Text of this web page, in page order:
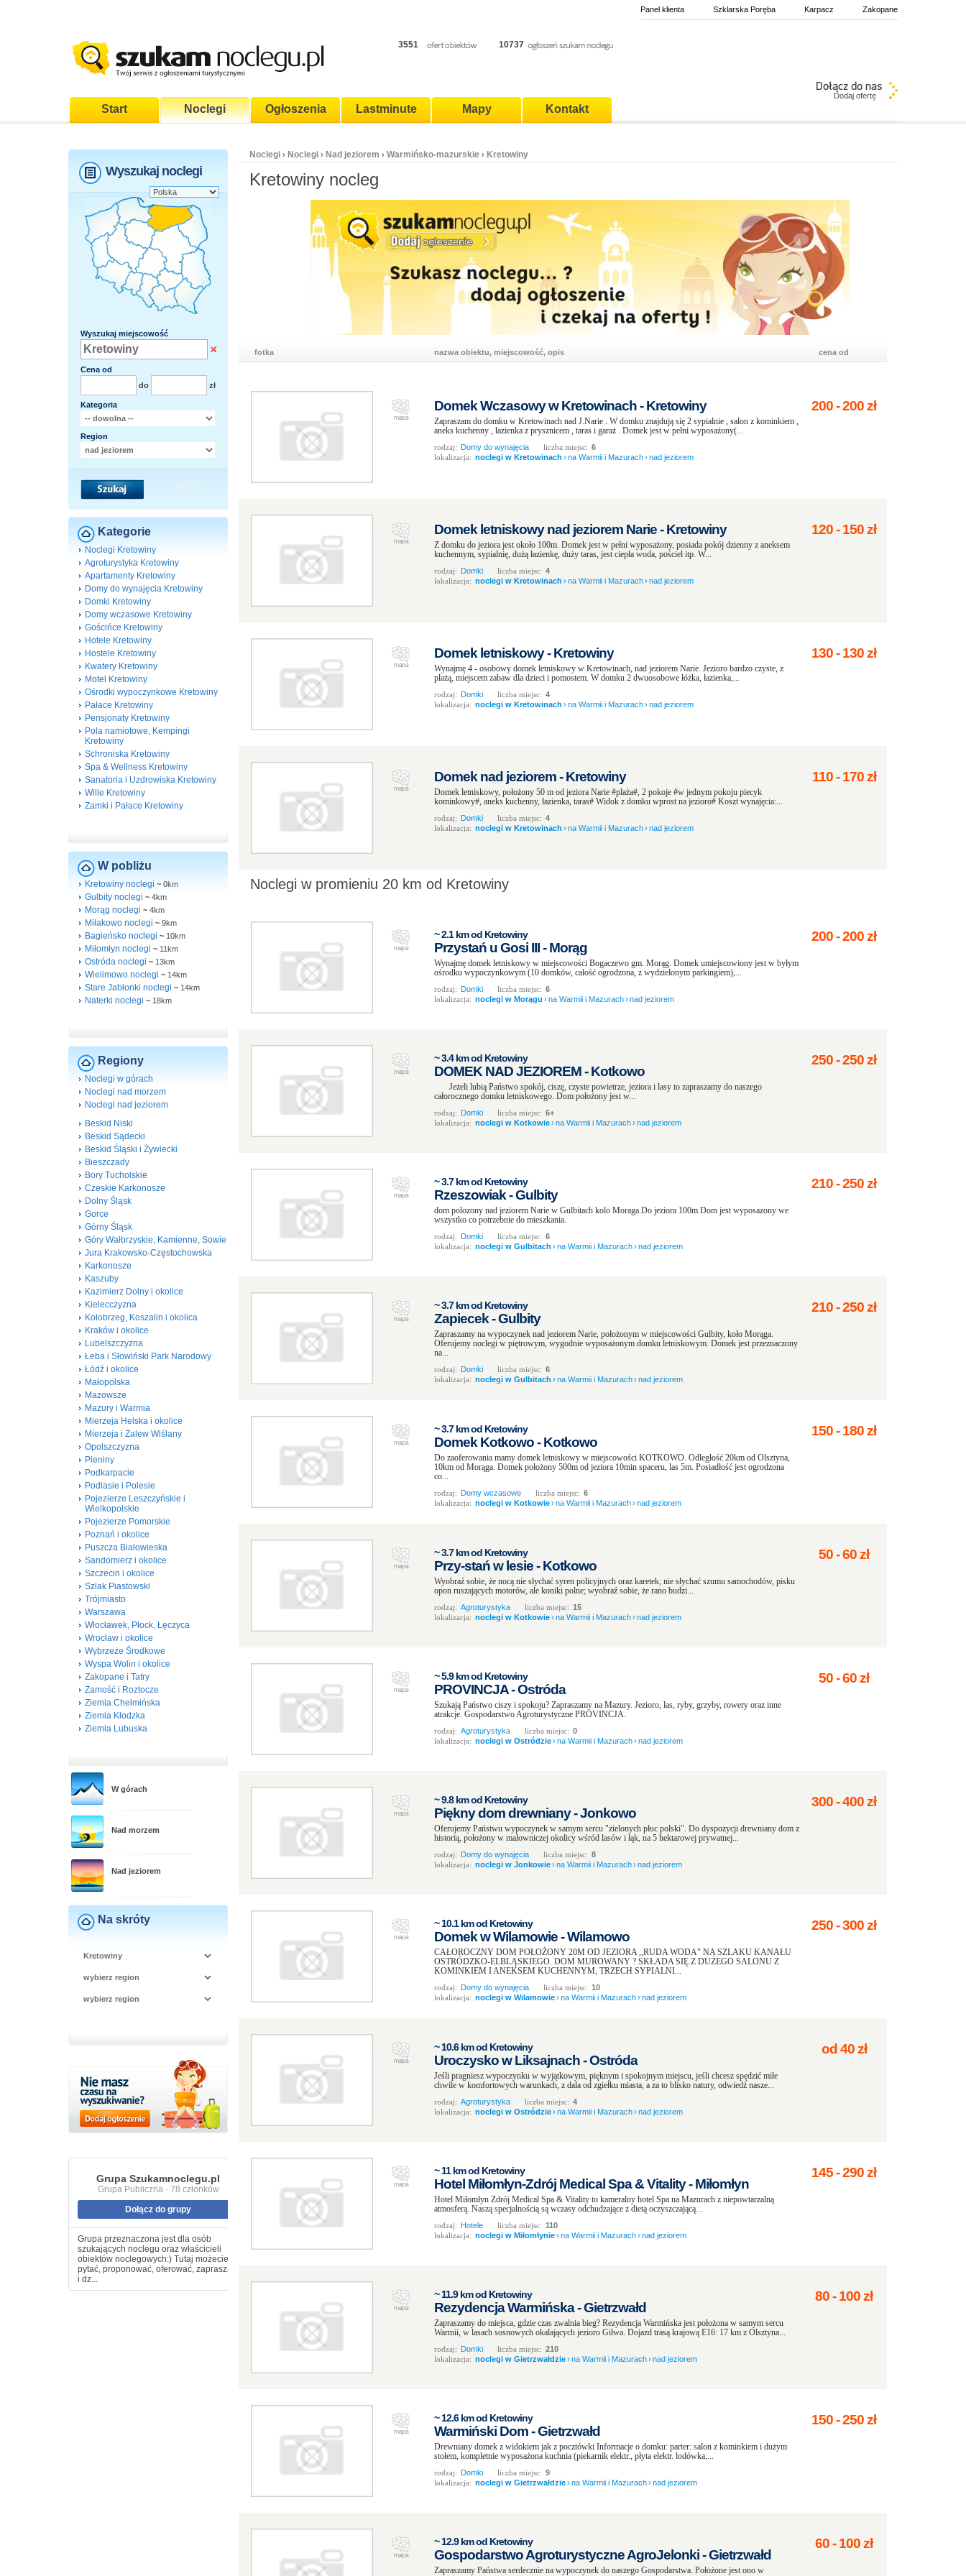
Panel klienta Szklarska Poręba Karpacz Zakopane
3551 10737
Start Noclegi Ogłoszenia Lastminute Mapy Kontakt
Dodaj ofertę
Wyszukaj noclegi
Wyszukaj miejscowość
Cena od
do
zł
Kategoria
Region
Kategorie
Noclegi Kretowiny
Agroturystyka Kretowiny
Apartamenty Kretowiny
Domy do wynajęcia Kretowiny
Domki Kretowiny
Domy wczasowe Kretowiny
Gościńce Kretowiny
Hotele Kretowiny
Hostele Kretowiny
Kwatery Kretowiny
Motel Kretowiny
Ośrodki wypoczynkowe Kretowiny
Pałace Kretowiny
Pensjonaty Kretowiny
Pola namiotowe, Kempingi
Kretowiny
Schroniska Kretowiny
Spa & Wellness Kretowiny
Sanatoria i Uzdrowiska Kretowiny
Wille Kretowiny
Zamki i Pałace Kretowiny
W pobliżu
Kretowiny noclegi ~ 0km
Gulbity noclegi ~ 4km
Morąg noclegi ~ 4km
Miłakowo noclegi ~ 9km
Bagieńsko noclegi ~ 10km
Miłomłyn noclegi ~ 11km
Ostróda noclegi ~ 13km
Wielimowo noclegi ~ 14km
Stare Jabłonki noclegi ~ 14km
Naterki noclegi ~ 18km
Regiony
Noclegi w górach
Noclegi nad morzem
Noclegi nad jeziorem
Beskid Niski
Beskid Sądecki
Beskid Śląski i Żywiecki
Bieszczady
Bory Tucholskie
Czeskie Karkonosze
Dolny Śląsk
Gorce
Górny Śląsk
Góry Wałbrzyskie, Kamienne, Sowie
Jura Krakowsko-Częstochowska
Karkonosze
Kaszuby
Kazimierz Dolny i okolice
Kielecczyzna
Kołobrzeg, Koszalin i okolica
Kraków i okolice
Lubelszczyzna
Łeba i Słowiński Park Narodowy
Łódź i okolice
Małopolska
Mazowsze
Mazury i Warmia
Mierzeja Helska i okolice
Mierzeja i Zalew Wiślany
Opolszczyzna
Pieniny
Podkarpacie
Podlasie i Polesie
Pojezierze Leszczyńskie i
Wielkopolskie
Pojezierze Pomorskie
Poznań i okolice
Puszcza Białowieska
Sandomierz i okolice
Szczecin i okolice
Szlak Piastowski
Trójmiasto
Warszawa
Włocławek, Płock, Łęczyca
Wrocław i okolice
Wybrzeże Środkowe
Wyspa Wolin i okolice
Zakopane i Tatry
Zamość i Roztocze
Ziemia Chełmińska
Ziemia Kłodzka
Ziemia Lubuska
W górach
Nad morzem
Nad jeziorem
Na skróty
Grupa Szukamnoclegu.pl
Grupa Publiczna · 78 członków
Dołącz do grupy
Grupa przeznaczona jest dla osób
szukających noclegu oraz właścicieli
obiektów noclegowych:) Tutaj możecie
pytać, proponować, oferować, zapraszać
i dz...
Noclegi › Noclegi › Nad jeziorem › Warmińsko-mazurskie › Kretowiny
Kretowiny nocleg
fotka nazwa obiektu, miejscowość, opis cena od
Domek Wczasowy w Kretowinach - Kretowiny
Zapraszam do domku w Kretowinach nad J.Narie . W domku znajdują się 2 sypialnie , salon z kominkiem ,
aneks kuchenny , łazienka z prysznicem , taras i garaż . Domek jest w pełni wyposażony(...
rodzaj: Domy do wynajęcia liczba miejsc: 6
lokalizacja: noclegi w Kretowinach ›na Warmii i Mazurach›nad jeziorem
200-200zł
Domek letniskowy nad jeziorem Narie - Kretowiny
Z domku do jeziora jest około 100m. Domek jest w pełni wyposażony, posiada pokój dzienny z aneksem
kuchennym, sypialnię, dużą łazienkę, duży taras, jest ciepła woda, pościel itp. W...
rodzaj: Domki liczba miejsc: 4
lokalizacja: noclegi w Kretowinach ›na Warmii i Mazurach›nad jeziorem
120-150zł
Domek letniskowy - Kretowiny
Wynajmę 4 - osobowy domek letniskowy w Kretowinach, nad jeziorem Narie. Jezioro bardzo czyste, z
plażą, miejscem zabaw dla dzieci i pomostem. W domku 2 dwuosobowe łóżka, łazienka,...
rodzaj: Domki liczba miejsc: 4
lokalizacja: noclegi w Kretowinach ›na Warmii i Mazurach›nad jeziorem
130-130zł
Domek nad jeziorem - Kretowiny
Domek letniskowy, położony 50 m od jeziora Narie #plaża#, 2 pokoje #w jednym pokoju piecyk
kominkowy#, aneks kuchenny, łazienka, taras# Widok z domku wprost na jezioro# Koszt wynajęcia:...
rodzaj: Domki liczba miejsc: 4
lokalizacja: noclegi w Kretowinach ›na Warmii i Mazurach›nad jeziorem
110-170zł
Noclegi w promieniu 20 km od Kretowiny
~ 2.1 km od Kretowiny
Przystań u Gosi III - Morąg
Wynajmę domek letniskowy w miejscowości Bogaczewo gm. Morąg. Domek umiejscowiony jest w byłym
ośrodku wypoczynkowym (10 domków, całość ogrodzona, z wydzielonym parkingiem),...
rodzaj: Domki liczba miejsc: 6
lokalizacja: noclegi w Morągu ›na Warmii i Mazurach›nad jeziorem
200-200zł
~ 3.4 km od Kretowiny
DOMEK NAD JEZIOREM - Kotkowo
Jeżeli lubią Państwo spokój, ciszę, czyste powietrze, jeziora i lasy to zapraszamy do naszego
całorocznego domku letniskowego. Dom położony jest w...
rodzaj: Domki liczba miejsc: 6+
lokalizacja: noclegi w Kotkowie›na Warmii i Mazurach›nad jeziorem
250-250zł
~ 3.7 km od Kretowiny
Rzeszowiak - Gulbity
dom polozony nad jeziorem Narie w Gulbitach kolo Moraga.Do jeziora 100m.Dom jest wyposazony we
wszystko co potrzebnie do mieszkania.
rodzaj: Domki liczba miejsc: 6
lokalizacja: noclegi w Gulbitach ›na Warmii i Mazurach›nad jeziorem
210-250zł
~ 3.7 km od Kretowiny
Zapiecek - Gulbity
Zapraszamy na wypoczynek nad jeziorem Narie, położonym w miejscowości Gulbity, koło Morąga.
Oferujemy noclegi w piętrowym, wygodnie wyposażonym domku letniskowym. Domek jest przeznaczony
na...
rodzaj: Domki liczba miejsc: 6
lokalizacja: noclegi w Gulbitach ›na Warmii i Mazurach›nad jeziorem
210-250zł
~ 3.7 km od Kretowiny
Domek Kotkowo - Kotkowo
Do zaoferowania mamy domek letniskowy w miejscowości KOTKOWO. Odległość 20km od Olsztyna,
10km od Morąga. Domek położony 500m od jeziora 10min spaceru, las 5m. Posiadłość jest ogrodzona
co...
rodzaj: Domy wczasowe liczba miejsc: 6
lokalizacja: noclegi w Kotkowie›na Warmii i Mazurach›nad jeziorem
150-180zł
~ 3.7 km od Kretowiny
Przy-stań w lesie - Kotkowo
Wyobraź sobie, że nocą nie słychać syren policyjnych oraz karetek; nie słychać szumu samochodów, pisku
opon ruszających motorów, ale koniki polne; wyobraź sobie, że rano budzi...
rodzaj: Agroturystyka liczba miejsc: 15
lokalizacja: noclegi w Kotkowie›na Warmii i Mazurach›nad jeziorem
50-60zł
~ 5.9 km od Kretowiny
PROVINCJA - Ostróda
Szukają Państwo ciszy i spokoju? Zapraszamy na Mazury. Jezioro, las, ryby, grzyby, rowery oraz inne
atrakcje. Gospodarstwo Agroturystyczne PROVINCJA.
rodzaj: Agroturystyka liczba miejsc: 0
lokalizacja: noclegi w Ostródzie›na Warmii i Mazurach›nad jeziorem
50-60zł
~ 9.8 km od Kretowiny
Piękny dom drewniany - Jonkowo
Oferujemy Państwu wypoczynek w samym sercu "zielonych płuc polski". Do dyspozycji drewniany dom z
historią, położony w malowniczej okolicy wśród lasów i łąk, na 5 hektarowej prywatnej...
rodzaj: Domy do wynajęcia liczba miejsc: 8
lokalizacja: noclegi w Jonkowie›na Warmii i Mazurach›nad jeziorem
300-400zł
~ 10.1 km od Kretowiny
Domek w Wilamowie - Wilamowo
CAŁOROCZNY DOM POŁOŻONY 20M OD JEZIORA ,,RUDA WODA" NA SZLAKU KANAŁU
OSTRÓDZKO-ELBLĄSKIEGO. DOM MUROWANY ? SKŁADA SIĘ Z DUŻEGO SALONU Z
KOMINKIEM I ANEKSEM KUCHENNYM, TRZECH SYPIALNI...
rodzaj: Domy do wynajęcia liczba miejsc: 10
lokalizacja: noclegi w Wilamowie›na Warmii i Mazurach›nad jeziorem
250-300zł
~ 10.6 km od Kretowiny
Uroczysko w Liksajnach - Ostróda
Jeśli pragniesz wypoczynku w wyjątkowym, pięknym i spokojnym miejscu, jeśli chcesz spędzić miłe
chwile w komfortowych warunkach, z dala od zgiełku miasta, a za to blisko natury, odwiedź nasze...
rodzaj: Agroturystyka liczba miejsc: 4
lokalizacja: noclegi w Ostródzie›na Warmii i Mazurach›nad jeziorem
od 40zł
~ 11 km od Kretowiny
Hotel Miłomłyn-Zdrój Medical Spa & Vitality - Miłomłyn
Hotel Miłomłyn Zdrój Medical Spa & Vitality to kameralny hotel Spa na Mazurach z niepowtarzalną
atmosferą. Naszą specjalnością są wczasy odchudzające z dietą oczyszczającą...
rodzaj: Hotele liczba miejsc: 110
lokalizacja: noclegi w Miłomłynie›na Warmii i Mazurach›nad jeziorem
145-290zł
~ 11.9 km od Kretowiny
Rezydencja Warmińska - Gietrzwałd
Zapraszamy do miejsca, gdzie czas zwalnia bieg? Rezydencja Warmińska jest położona w samym sercu
Warmii, w lasach sosnowych okalających jezioro Giłwa. Dojazd trasą krajową E16: 17 km z Olsztyna...
rodzaj: Domki liczba miejsc: 210
lokalizacja: noclegi w Gietrzwałdzie›na Warmii i Mazurach›nad jeziorem
80-100zł
~ 12.6 km od Kretowiny
Warmiński Dom - Gietrzwałd
Drewniany domek z widokiem jak z pocztówki Informacje o domku: parter: salon z kominkiem i dużym
stołem, kompletnie wyposażona kuchnia (piekarnik elektr., płyta elektr. lodówka,...
rodzaj: Domki liczba miejsc: 9
lokalizacja: noclegi w Gietrzwałdzie›na Warmii i Mazurach›nad jeziorem
150-250zł
~ 12.9 km od Kretowiny
Gospodarstwo Agroturystyczne AgroJelonki - Gietrzwałd
Zapraszamy Państwa serdecznie na wypoczynek do naszego Gospodarstwa. Położone jest ono w
60-100zł